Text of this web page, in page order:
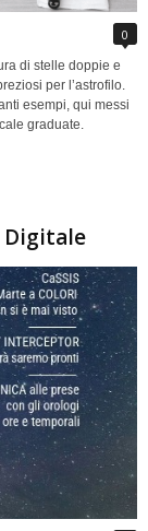
0
di stelle doppie e
per l’astrofilo.
esempi, qui messi
graduate.
Digitale